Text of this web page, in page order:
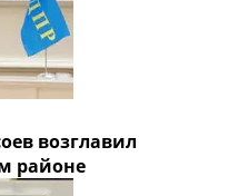
возглавил
районе